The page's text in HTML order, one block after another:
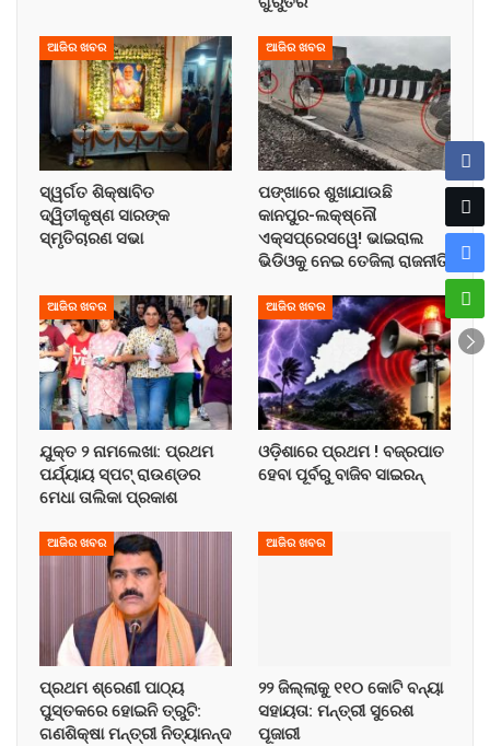
ଆଜିର ଖବର
ସ୍ୱର୍ଗତ ଶିକ୍ଷାବିତ
ଦ୍ୱିତୀକୃଷ୍ଣ ସାରଙ୍କ
ସ୍ମୃତିଚାରଣ ସଭା
ଆଜିର ଖବର
ପଙ୍ଖାରେ ଶୁଖାଯାଉଛି
କାନପୁର-ଲକ୍ଷ୍ନୌ
ଏକ୍ସପ୍ରେସୱେ! ଭାଇରାଲ
ଭିଡିଓକୁ ନେଇ ତେଜିଲା ରାଜନୀତି
ଆଜିର ଖବର
ଯୁକ୍ତ ୨ ନାମଲେଖା: ପ୍ରଥମ
ପର୍ଯ୍ୟାୟ ସ୍ପଟ୍ ରାଉଣ୍ଡର
ମେଧା ତାଲିକା ପ୍ରକାଶ
ଆଜିର ଖବର
ଓଡ଼ିଶାରେ ପ୍ରଥମ ! ବଜ୍ରପାତ
ହେବା ପୂର୍ବରୁ ବାଜିବ ସାଇରନ୍
ଆଜିର ଖବର
ପ୍ରଥମ ଶ୍ରେଣୀ ପାଠ୍ୟ
ପୁସ୍ତକରେ ହୋଇନି ତ୍ରୁଟି:
ଗଣଶିକ୍ଷା ମନ୍ତ୍ରୀ ନିତ୍ୟାନନ୍ଦ
ଆଜିର ଖବର
୨୨ ଜିଲ୍ଲାକୁ ୧୧୦ କୋଟି ବନ୍ୟା
ସହାୟତା: ମନ୍ତ୍ରୀ ସୁରେଶ
ପୂଜାରୀ